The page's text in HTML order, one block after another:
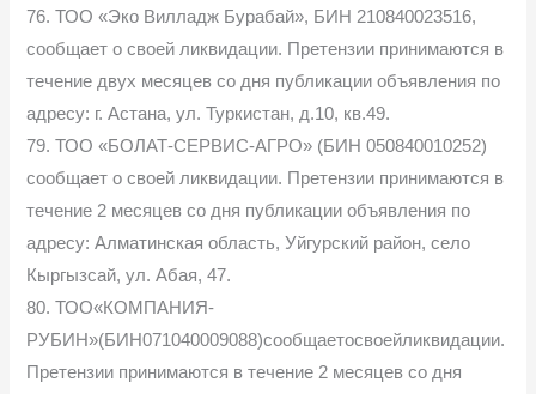
76. ТОО «Эко Вилладж Бурабай», БИН 210840023516,
сообщает о своей ликвидации. Претензии принимаются в
течение двух месяцев со дня публикации объявления по
адресу: г. Астана, ул. Туркистан, д.10, кв.49.
79. ТОО «БОЛАТ-СЕРВИС-АГРО» (БИН 050840010252)
сообщает о своей ликвидации. Претензии принимаются в
течение 2 месяцев со дня публикации объявления по
адресу: Алматинская область, Уйгурский район, село
Кыргызсай, ул. Абая, 47.
80. ТОО«КОМПАНИЯ-
РУБИН»(БИН071040009088)сообщаетосвоейликвидации.
Претензии принимаются в течение 2 месяцев со дня